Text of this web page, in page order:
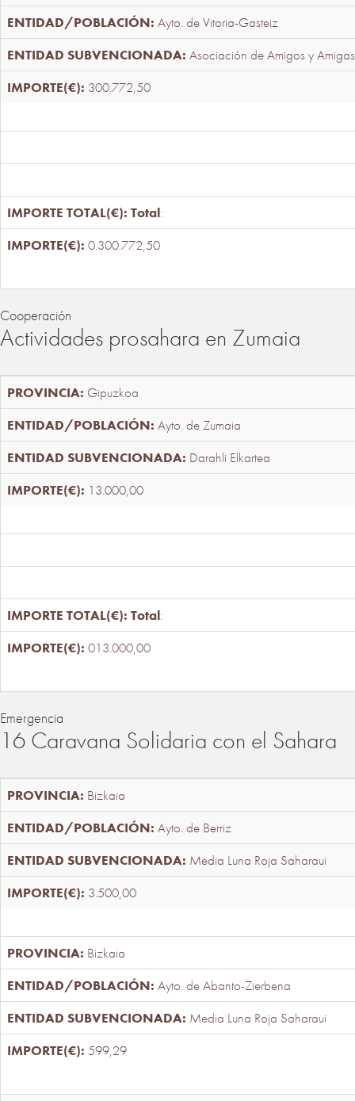
Ayto. de Vitoria-Gasteiz
Asociación de Amigos y
300.772,50
Total:
0.300.772,50
Cooperación
Actividades prosahara en Zumaia
Gipuzkoa
Ayto. de Zumaia
Darahli Elkartea
13.000,00
Total:
013.000,00
Emergencia
16 Caravana Solidaria con el Sahara
Bizkaia
Ayto. de Berriz
Media Luna Roja Saharaui
3.500,00
Bizkaia
Ayto. de Abanto-Zierbena
Media Luna Roja Saharaui
599,29